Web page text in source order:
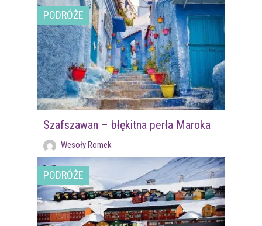
PODRÓŻE
Szafszawan – błękitna perła Maroka
Wesoły Romek
PODRÓŻE